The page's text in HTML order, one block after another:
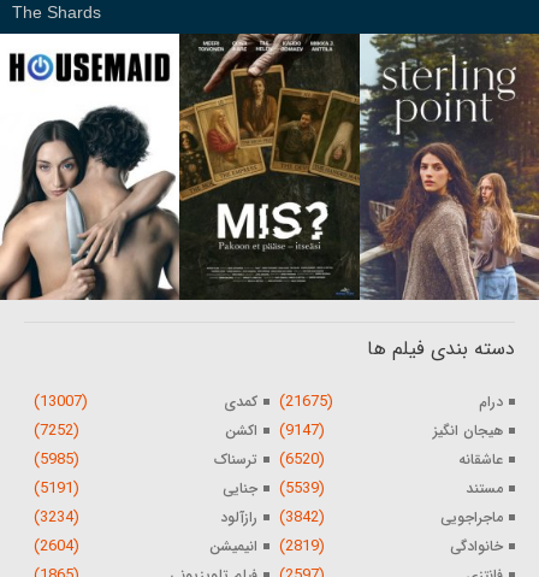
The Shards
دسته بندی فیلم ها
درام (21675) کمدی (13007)
هیجان انگیز (9147) اکشن (7252)
عاشقانه (6520) ترسناک (5985)
مستند (5539) جنایی (5191)
ماجراجویی (3842) رازآلود (3234)
خانوادگی (2819) انیمیشن (2604)